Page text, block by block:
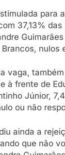
para
37,13%
nulos
vaga,
à frente de
Júnior,
ou não
ainda a
que não